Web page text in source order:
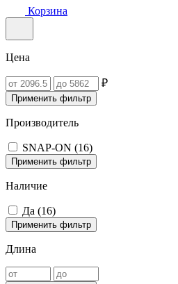
Корзина
Цена
₽
Применить фильтр
Производитель
SNAP-ON (16)
Применить фильтр
Наличие
Да (16)
Применить фильтр
Длина